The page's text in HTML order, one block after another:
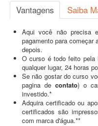
Vantagens Saiba
Aqui você não precisa
pagamento para começar
depois.
O curso é todo feito
qualquer lugar, 24 horas
Se não gostar do curso
pagina de contato) o
investido.*
Adquira certificado ou
certificados são
com marca d'água.**